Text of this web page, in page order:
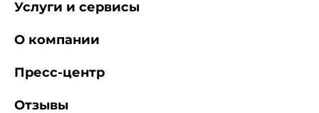
Услуги и сервисы
О компании
Пресс-центр
Отзывы